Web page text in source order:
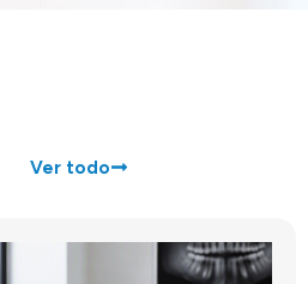
Ver todo